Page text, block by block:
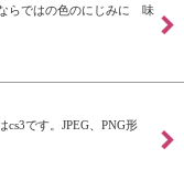
らではの色のにじみに 味
です。JPEG、PNG形